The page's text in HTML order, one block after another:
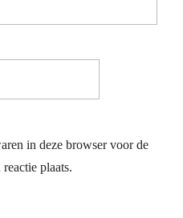
in deze browser voor de
plaats.